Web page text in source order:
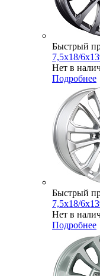
Быстрый
7,5x18/
Нет в
Подробнее
Быстрый
7,5x18/
Нет в
Подробнее